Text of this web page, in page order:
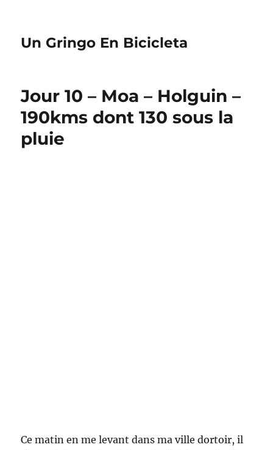
Un Gringo En Bicicleta
Jour 10 – Moa – Holguin –
190kms dont 130 sous la
pluie
Ce matin en me levant dans ma ville dortoir, il